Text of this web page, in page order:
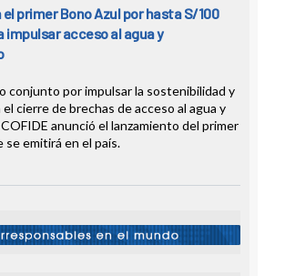
el primer Bono Azul por hasta S/100
impulsar acceso al agua y
conjunto por impulsar la sostenibilidad y
cierre de brechas de acceso al agua y
anunció el lanzamiento del primer
se emitirá en el país.